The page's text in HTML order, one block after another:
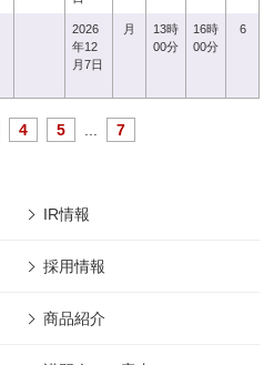
2026
年12
月7日
月
13時
00分
16時
00分
6
4 5 7
IR情報
採用情報
商品紹介